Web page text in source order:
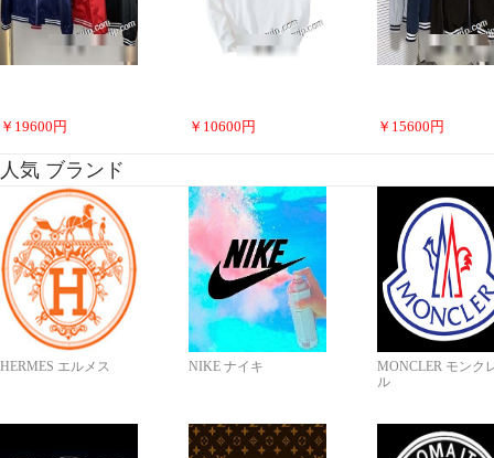
￥ 19600 円 ￥ 10600 円 ￥ 15600 円
人気 ブランド
HERMES エルメス NIKE ナイキ
MONCLER モンク
ル